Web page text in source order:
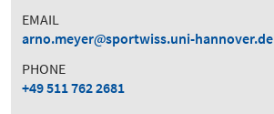
EMAIL
arno.meyer
sportwiss.uni-hannover.de
PHONE
+49 511 762 2681